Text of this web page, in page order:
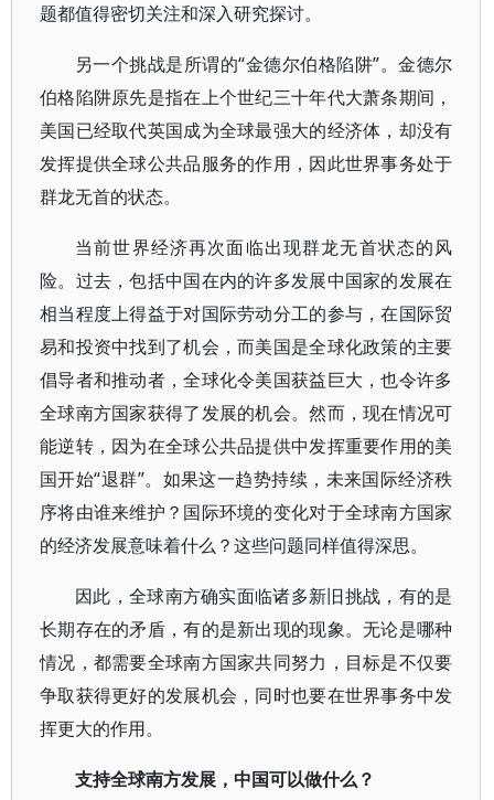
题都值得密切关注和深入研究探讨。
另一个挑战是所谓的“金德尔伯格陷阱”。金德尔
伯格陷阱原先是指在上个世纪三十年代大萧条期间，
美国已经取代英国成为全球最强大的经济体，却没有
发挥提供全球公共品服务的作用，因此世界事务处于
群龙无首的状态。
当前世界经济再次面临出现群龙无首状态的风
险。过去，包括中国在内的许多发展中国家的发展在
相当程度上得益于对国际劳动分工的参与，在国际贸
易和投资中找到了机会，而美国是全球化政策的主要
倡导者和推动者，全球化令美国获益巨大，也令许多
全球南方国家获得了发展的机会。然而，现在情况可
能逆转，因为在全球公共品提供中发挥重要作用的美
国开始“退群”。如果这一趋势持续，未来国际经济秩
序将由谁来维护？国际环境的变化对于全球南方国家
的经济发展意味着什么？这些问题同样值得深思。
因此，全球南方确实面临诸多新旧挑战，有的是
长期存在的矛盾，有的是新出现的现象。无论是哪种
情况，都需要全球南方国家共同努力，目标是不仅要
争取获得更好的发展机会，同时也要在世界事务中发
挥更大的作用。
支持全球南方发展，中国可以做什么？